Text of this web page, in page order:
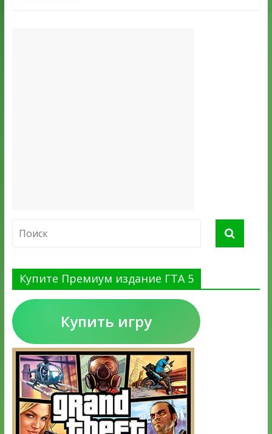
Купите Премиум издание ГТА 5
Купить игру